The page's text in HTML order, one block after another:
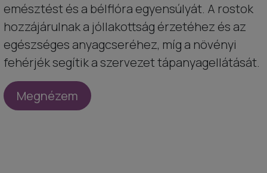
emésztést és a bélflóra egyensúlyát. A rostok
hozzájárulnak a jóllakottság érzetéhez és az
egészséges anyagcseréhez, míg a növényi
fehérjék segítik a szervezet tápanyagellátását.
Megnézem